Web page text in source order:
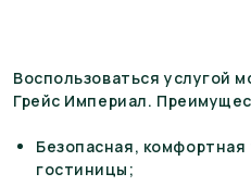
Воспользоваться услугой
Грейс Империал.
Безопасная, комфортная
гостиницы;